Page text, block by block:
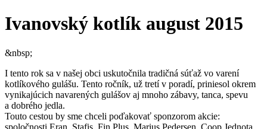
Ivanovský kotlík august 2015
&nbsp;
I tento rok sa v našej obci uskutočnila tradičná súťaž vo varení
kotlíkového gulášu. Tento ročník, už tretí v poradí, priniesol okrem
vynikajúcich navarených gulášov aj mnoho zábavy, tanca, spevu
a dobrého jedla.
Touto cestou by sme chceli poďakovať sponzorom akcie:
spoločnosti Eran, Stafis, Fin Plus, Marius Pedersen, Coop Jednota,